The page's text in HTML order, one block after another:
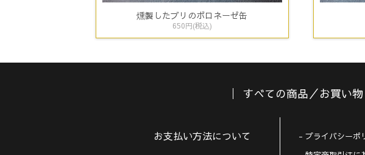
燻製したブリのボロネーゼ缶
650円(税込)
すべての商品／お買い物
お支払い方法について
プライバシーポ